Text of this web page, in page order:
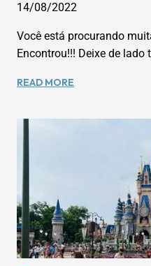
14/08/2022
Você está procurando
Encontrou!!! Deixe de lado
READ MORE